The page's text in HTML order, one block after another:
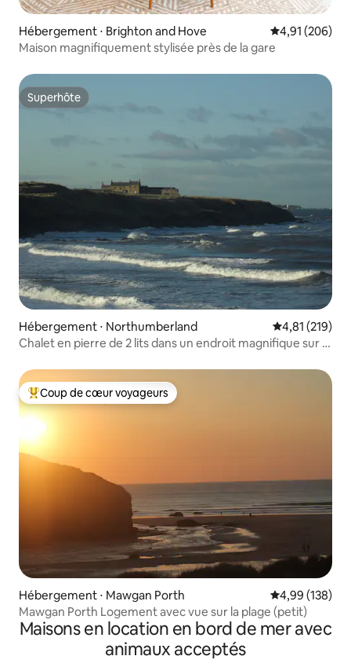
Hébergement ⋅ Brighton and Hove Évaluation
4,91 (206)
Maison magnifiquement stylisée près de la gare
Superhôte
Superhôte
Hébergement ⋅ Northumberland Évaluation
4,81 (219)
Chalet en pierre de 2 lits dans un endroit magnifique sur la
Coups de cœur voyageurs les plus appréciés
Coup de cœur voyageurs
Hébergement ⋅ Mawgan Porth Évaluation
4,99 (138)
Mawgan Porth Logement avec vue sur la plage (petit)
Maisons en location en bord de mer avec
animaux acceptés